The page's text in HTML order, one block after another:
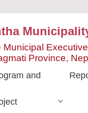
Municipal Executive
Province,
and